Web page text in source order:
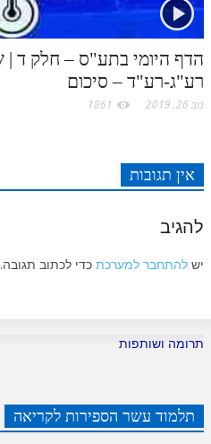
רע"ג-רע"ד – סיכום
נוב 26, 2019 1861
אין תגובות
להגיב
יש להתחבר למערכת כדי לכתוב תגובה.
תרומה ושותפות
תלמוד עשר הספירות לקריאה